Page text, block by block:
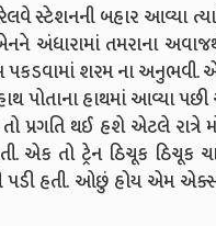
સ્ટેશનની બહાર આવ્યા
અંધારામાં તમરાના
પકડવામાં શરમ ના અનુભવી.
પોતાના હાથમાં આવ્યા
તો પ્રગતિ થઈ હશે એટલે
એક તો ટ્રેન ઠિચૂક ઠિચૂક
પડી હતી. ઓછું હોય એમ